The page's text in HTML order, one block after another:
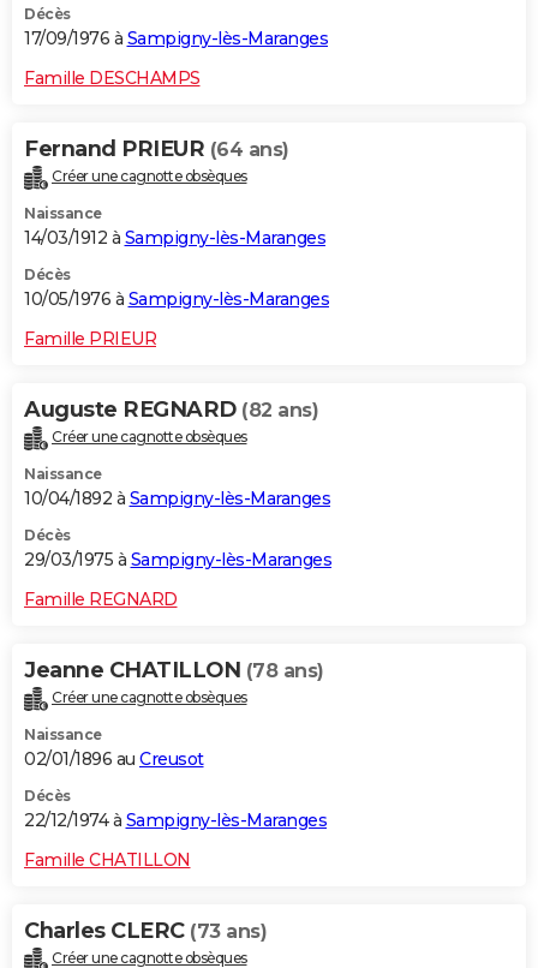
Décès
17/09/1976 à Sampigny-lès-Maranges
Famille DESCHAMPS
Fernand PRIEUR (64 ans)
Créer une cagnotte obsèques
Naissance
14/03/1912 à Sampigny-lès-Maranges
Décès
10/05/1976 à Sampigny-lès-Maranges
Famille PRIEUR
Auguste REGNARD (82 ans)
Créer une cagnotte obsèques
Naissance
10/04/1892 à Sampigny-lès-Maranges
Décès
29/03/1975 à Sampigny-lès-Maranges
Famille REGNARD
Jeanne CHATILLON (78 ans)
Créer une cagnotte obsèques
Naissance
02/01/1896 au Creusot
Décès
22/12/1974 à Sampigny-lès-Maranges
Famille CHATILLON
Charles CLERC (73 ans)
Créer une cagnotte obsèques